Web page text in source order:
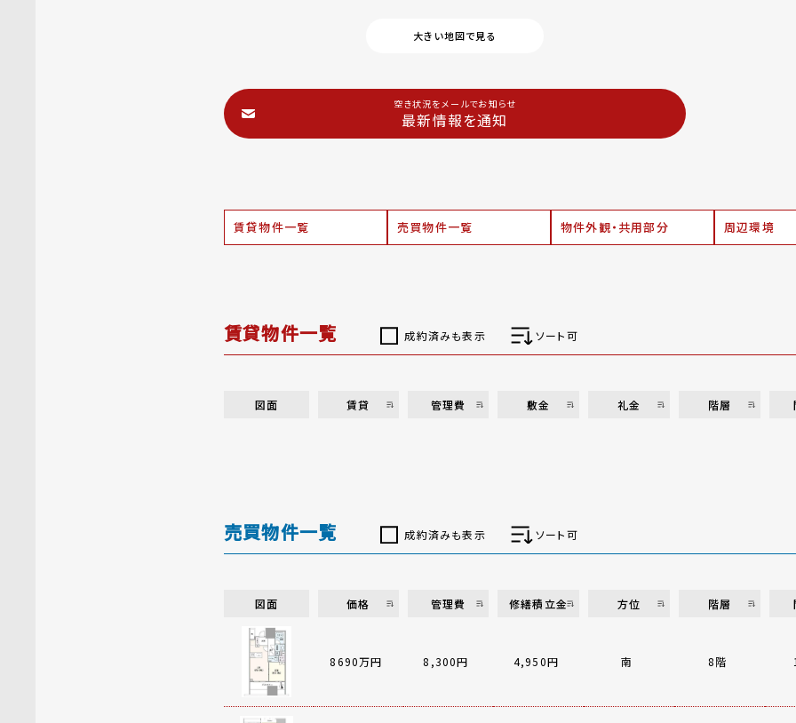
大きい地図で見る
空き状況をメールでお知らせ
最新情報を通知
賃貸物件一覧 売買物件一覧 物件外観・共用部分 周辺環境
賃貸物件一覧 成約済みも表示 ソート可
図面 賃貸 管理費 敷金 礼金 階層
売買物件一覧 成約済みも表示 ソート可
図面 価格 管理費 修繕積立金 方位 階層
8690万円 8,300円 4,950円 南 8階